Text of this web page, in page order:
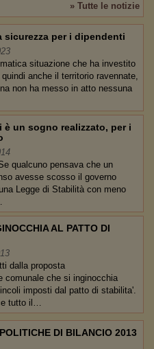
» Tutte le notizie
sicurezza per i dipendenti
situazione che ha investito
anche il territorio ravennate,
non ha messo in atto nessuna
un sogno realizzato, per i
qualcuno pensava che un
avesse scosso il governo
Legge di Stabilità con meno
AL PATTO DI
dalla proposta
comunale che si inginocchia
imposti dal patto di stabilita'.
tutto il…
DI BILANCIO 2013